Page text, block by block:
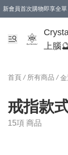
新會員首次購物即享全單
上腦
首頁 / 所有商品 /
戒指款
15項 商品